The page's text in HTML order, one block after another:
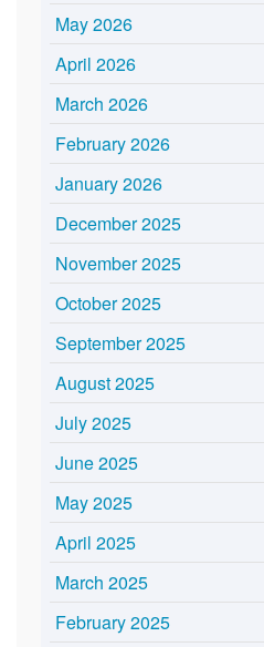
May 2026
April 2026
March 2026
February 2026
January 2026
December 2025
November 2025
October 2025
September 2025
August 2025
July 2025
June 2025
May 2025
April 2025
March 2025
February 2025